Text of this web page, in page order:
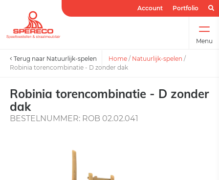
Account Portfolio
Menu
Terug naar Natuurlijk-spelen Home / Natuurlijk-spelen /
Robinia torencombinatie - D zonder dak
Robinia torencombinatie - D zonder
dak
BESTELNUMMER: ROB 02.02.041